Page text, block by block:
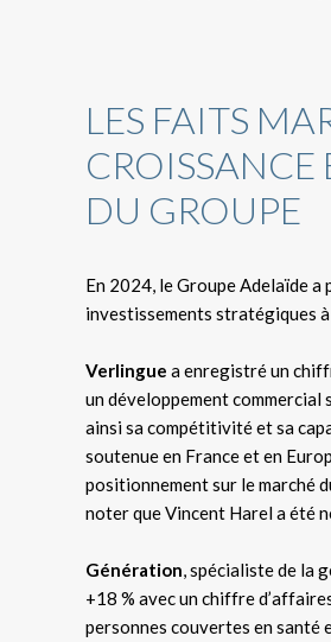
LES FAITS
CROISSANCE
DU GROUPE
En 2024, le Groupe Adelaïde a
investissements stratégiques
Verlingue a enregistré un
un développement
ainsi sa compétitivité et sa
soutenue en France et en
positionnement sur le marché
noter que Vincent Harel a été
Génération, spécialiste de la
+18 % avec un chiffre
personnes couvertes en santé